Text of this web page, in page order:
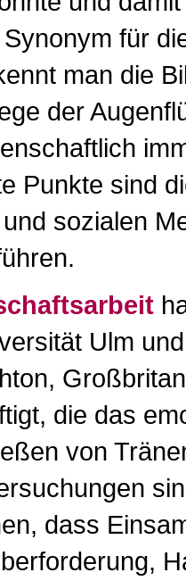
für
man die
der
Punkte sind
sozialen
Ulm
die das
von
dass